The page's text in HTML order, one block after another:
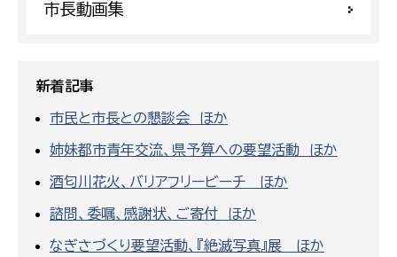
市長動画集
新着記事
市民と市長との懇談会 ほか
姉妹都市青年交流、県予算への要望活動 ほか
酒匂川花火、バリアフリービーチ ほか
諮問、委嘱、感謝状、ご寄付 ほか
なぎさづくり要望活動、『絶滅写真』展 ほか